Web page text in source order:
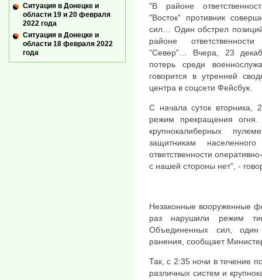
"В районе
"Восток" противник
сил… Один обстрел
районе ответственности
"Север"… Вчера, 23
потерь среди
говорится в утренней
центра в соцсети Фейсбук.
С начала суток вторника,
режим прекращения огня.
крупнокалиберных
защитникам
ответственности
с нашей стороны нет", -
Незаконные вооруженные
раз нарушили режим
Объединенных сил, один
ранения, сообщает
Так, с 2:35 ночи в течение
различных систем и
Ситуация в Донецке и
области 19 и 20 февраля
2022 года
Ситуация в Донецке и
области 18 февраля 2022
года